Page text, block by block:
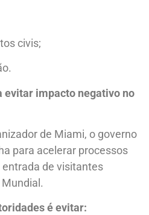
civis;
evitar impacto negativo no
de Miami, o governo
para acelerar processos
de visitantes
é evitar: